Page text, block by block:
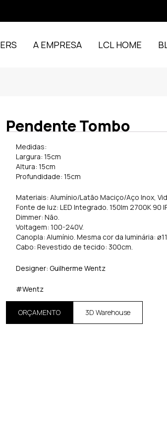
A EMPRESA LCL HOME
Pendente Tombo
Medidas:
Largura: 15cm
Altura: 15cm
Profundidade: 15cm
Materiais: Alumínio/Latão Maciço/Aço Inox,
Fonte de luz: LED Integrado. 150lm 2700K 90
Dimmer: Não.
Voltagem: 100-240V.
Canopla: Alumínio. Mesma cor da luminária:
Cabo: Revestido de tecido: 300cm.
Designer: Guilherme Wentz
#Wentz
ORÇAMENTO 3D Warehouse